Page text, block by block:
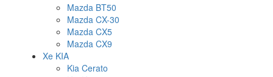
Mazda BT50
Mazda CX-30
Mazda CX5
Mazda CX9
Xe KIA
Kia Cerato